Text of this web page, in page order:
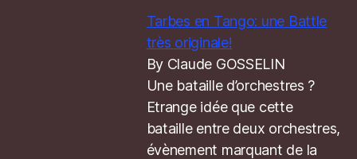
Tarbes en Tango: une Battle
très originale!
By Claude GOSSELIN
Une bataille d’orchestres ?
Etrange idée que cette
bataille entre deux orchestres,
évènement marquant de la